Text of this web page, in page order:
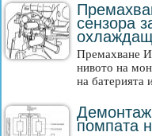
сензора
Премахване
нивото на
на батерията
помпата